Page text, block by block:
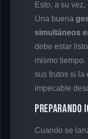
Esto, a su
Una buena
simultáneos
debe estar
mismo
sus frutos si la
impecable
Preparando
Cuando se